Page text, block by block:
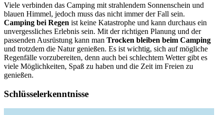
Viele verbinden das Camping mit strahlendem Sonnenschein und
blauen Himmel, jedoch muss das nicht immer der Fall sein.
Camping bei Regen ist keine Katastrophe und kann durchaus ein
unvergessliches Erlebnis sein. Mit der richtigen Planung und der
passenden Ausrüstung kann man Trocken bleiben beim Camping
und trotzdem die Natur genießen. Es ist wichtig, sich auf mögliche
Regenfälle vorzubereiten, denn auch bei schlechtem Wetter gibt es
viele Möglichkeiten, Spaß zu haben und die Zeit im Freien zu
genießen.
Schlüsselerkenntnisse